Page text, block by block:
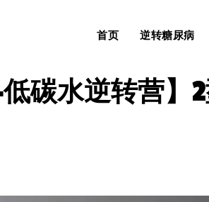
首页 逆转糖尿病
-低碳水逆转营